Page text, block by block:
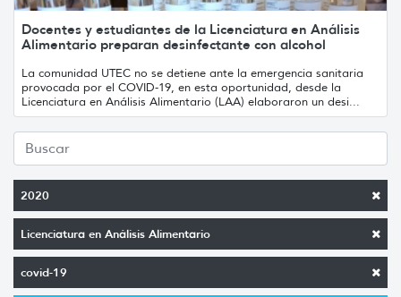
2020
Licenciatura en Análisis Alimentario
covid-19
Docentes y estudiantes de la Licenciatura en Análisis
Alimentario preparan desinfectante con alcohol
La comunidad UTEC no se detiene ante la emergencia sanitaria
provocada por el COVID-19, en esta oportunidad, desde la
Licenciatura en Análisis Alimentario (LAA) elaboraron un desi...